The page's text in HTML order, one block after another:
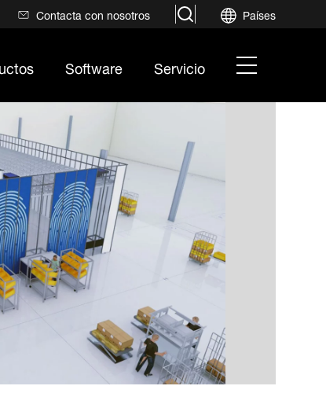
Contacta con nosotros search Países
Software Servicio hamburger
menu